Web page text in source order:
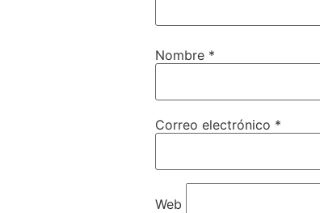
Nombre *
Correo electrónico *
Web